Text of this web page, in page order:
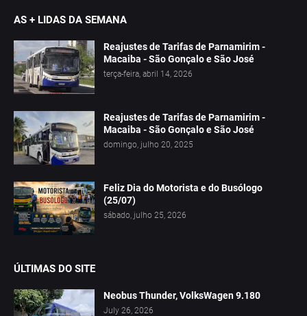
AS + LIDAS DA SEMANA
Reajustes de Tarifas de Parnamirim -
Macaiba - São Gonçalo e São José
terça-feira, abril 14, 2026
Reajustes de Tarifas de Parnamirim -
Macaiba - São Gonçalo e São José
domingo, julho 20, 2025
Feliz Dia do Motorista e do Busólogo
(25/07)
sábado, julho 25, 2026
ÚLTIMAS DO SITE
Neobus Thunder, VolksWagen 9.180
July 26, 2026